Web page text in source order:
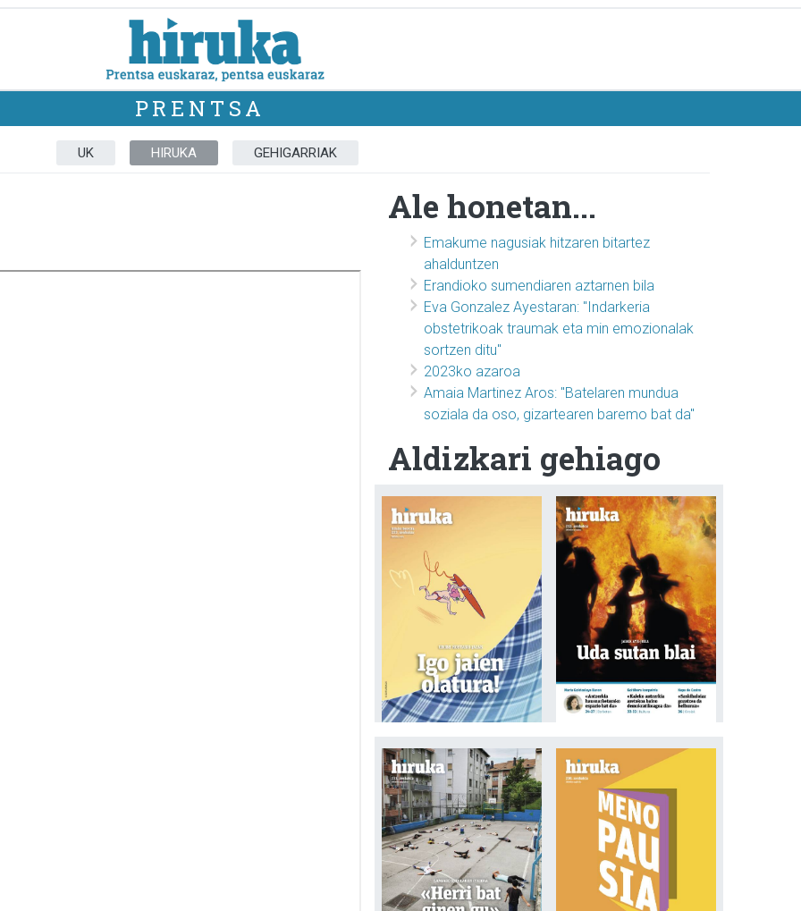
PRENTSA
UK HIRUKA GEHIGARRIAK
Ale honetan...
Emakume nagusiak hitzaren bitartez
ahalduntzen
Erandioko sumendiaren aztarnen bila
Eva Gonzalez Ayestaran: "Indarkeria
obstetrikoak traumak eta min emozionalak
sortzen ditu"
2023ko azaroa
Amaia Martinez Aros: "Batelaren mundua
soziala da oso, gizartearen baremo bat da"
Aldizkari gehiago